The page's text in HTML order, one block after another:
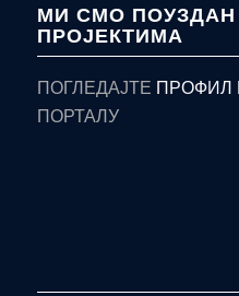
МИ СМО ПОУЗДАН
ПРОЈЕКТИМА
ПОГЛЕДАЈТЕ ПРОФИЛ
ПОРТАЛУ